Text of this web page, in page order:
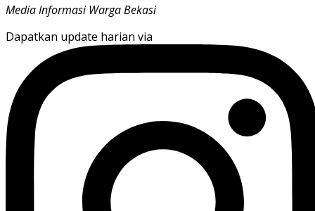
Media Informasi Warga Bekasi
Dapatkan update harian via